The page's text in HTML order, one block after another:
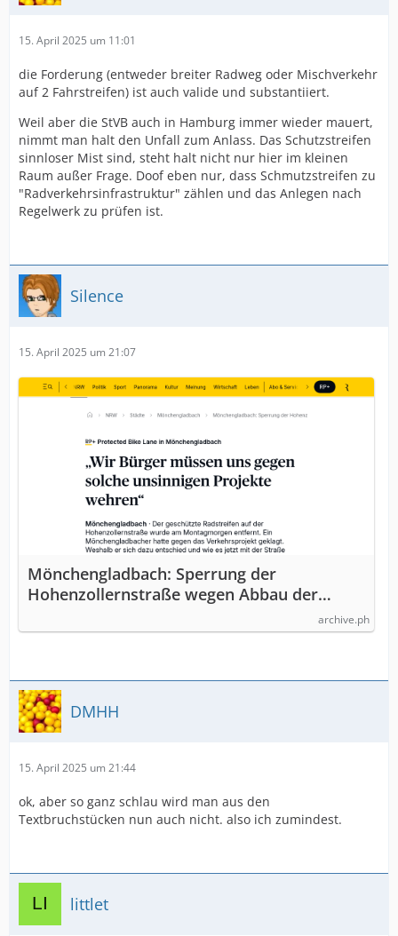
15. April 2025 um 11:01
die Forderung (entweder breiter Radweg oder Mischverkehr
auf 2 Fahrstreifen) ist auch valide und substantiiert.
Weil aber die StVB auch in Hamburg immer wieder mauert,
nimmt man halt den Unfall zum Anlass. Das Schutzstreifen
sinnloser Mist sind, steht halt nicht nur hier im kleinen
Raum außer Frage. Doof eben nur, dass Schmutzstreifen zu
"Radverkehrsinfrastruktur" zählen und das Anlegen nach
Regelwerk zu prüfen ist.
Silence
15. April 2025 um 21:07
Mönchengladbach: Sperrung der
Hohenzollernstraße wegen Abbau der
archive.ph
DMHH
15. April 2025 um 21:44
ok, aber so ganz schlau wird man aus den
Textbruchstücken nun auch nicht. also ich zumindest.
littlet